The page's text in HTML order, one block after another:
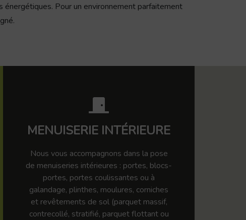
Pour un environnement parfaitement
MENUISERIE INTÉRIEURE
Nous vous accompagnons dans la pose
de menuiseries intérieures : portes, blocs-
portes, portes coulissantes ou à
galandage, plinthes, moulures, corniches
et revêtements de sol (parquet massif,
contrecollé, stratifié, parquet flottant ou